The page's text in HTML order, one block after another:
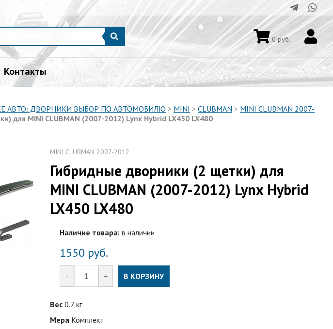
0руб.
Контакты
АВТО: ДВОРНИКИ ВЫБОР ПО АВТОМОБИЛЮ > MINI >CLUBMAN > MINI CLUBMAN 2007-
для MINI CLUBMAN (2007-2012) Lynx Hybrid LX450 LX480
MINI CLUBMAN 2007-2012
Гибридные дворники (2 щетки) для
MINI CLUBMAN (2007-2012) Lynx Hybrid
LX450 LX480
Наличие товара: в наличии
1550 руб.
- + В КОРЗИНУ
Вес 0.7 кг
Мера Комплект